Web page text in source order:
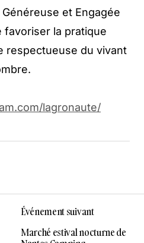
et Engagée
favoriser la pratique
respectueuse du vivant
lagronaute/
Événement suivant
Marché estival nocturne de